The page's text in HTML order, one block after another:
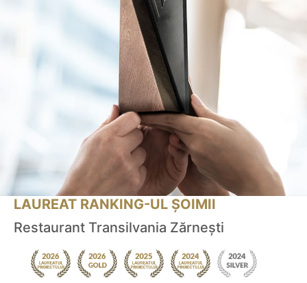
LAUREAT RANKING-UL ȘOIMII
Restaurant Transilvania Zărnești